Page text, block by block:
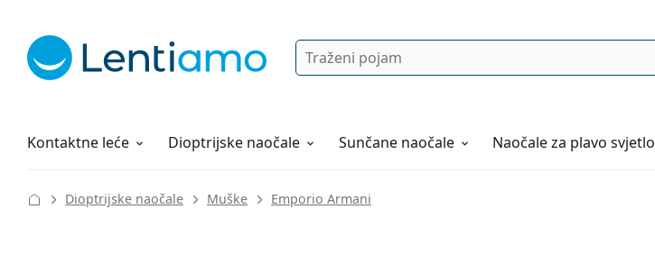
Pretraga
Kontaktne leće
Otopine za leće Dioptrijske naočale Sunčane naočale Naočaleza plavo svjetlo
Sve o kupovini
Dioptrijske naočale Muške Emporio Armani